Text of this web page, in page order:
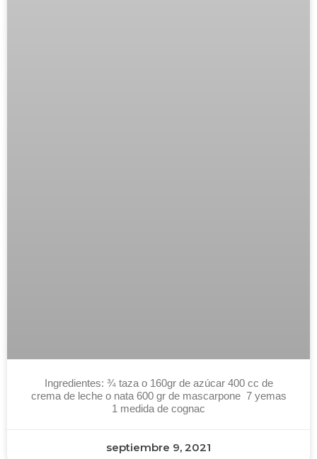
Ingredientes: ¾ taza o 160gr de azúcar 400 cc de
crema de leche o nata 600 gr de mascarpone 7 yemas
1 medida de cognac
septiembre 9, 2021